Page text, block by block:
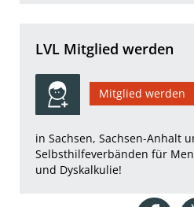
LVL Mitglied werden
Mitglied werden
in Sachsen, Sachsen-Anhalt
Selbsthilfeverbänden für
und Dyskalkulie!